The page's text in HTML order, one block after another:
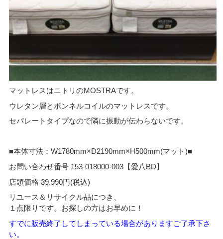
マットレスはニトリのMOSTRAです。
ウレタン層とボンネルコイルのマットレスです。
セパレートタイプなので隣に振動が伝わらないです。
■本体寸法：W1780mm×D2190mm×H500mm(マット)■
お問い合わせ番号 153-018000-003【愛八BD】
店頭価格 39,990円(税込)
リユース＆リサイクル品につき、
１点限りです。お探しの方はお早めに！
すでに販売終了してしまっている場合がありますご了承下さ
い。